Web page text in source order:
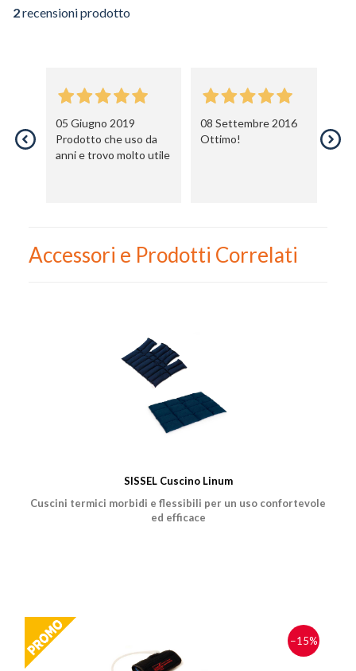
2recensioni prodotto
05 Giugno 2019
Prodotto che uso da
anni e trovo molto utile
08 Settembre 2016
Ottimo!
Accessori e Prodotti Correlati
SISSEL Cuscino Linum
Cuscini termici morbidi e flessibili per un uso confortevole
ed efficace
−15%